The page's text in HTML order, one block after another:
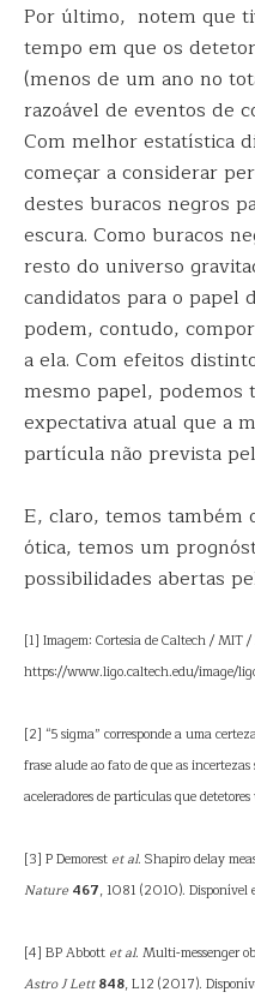
Por último, notem que
tempo em que os
(menos de um ano no
razoável de eventos de
Com melhor estatística
começar a considerar
destes buracos negros
escura. Como buracos
resto do universo
candidatos para o papel
podem, contudo,
a ela. Com efeitos
mesmo papel, podemos
expectativa atual que a
partícula não prevista
E, claro, temos também
ótica, temos um
possibilidades abertas
[1] Imagem: Cortesia de Caltech / MIT
https://www.ligo.caltech.edu/image/
[2] “5 sigma” corresponde a uma
frase alude ao fato de que as
aceleradores de partículas que detetores
[3] P Demorest et al. Shapiro delay
Nature 467, 1081 (2010).
[4] BP Abbott et al. Multi-messenger
Astro J Lett 848, L12 (2017).